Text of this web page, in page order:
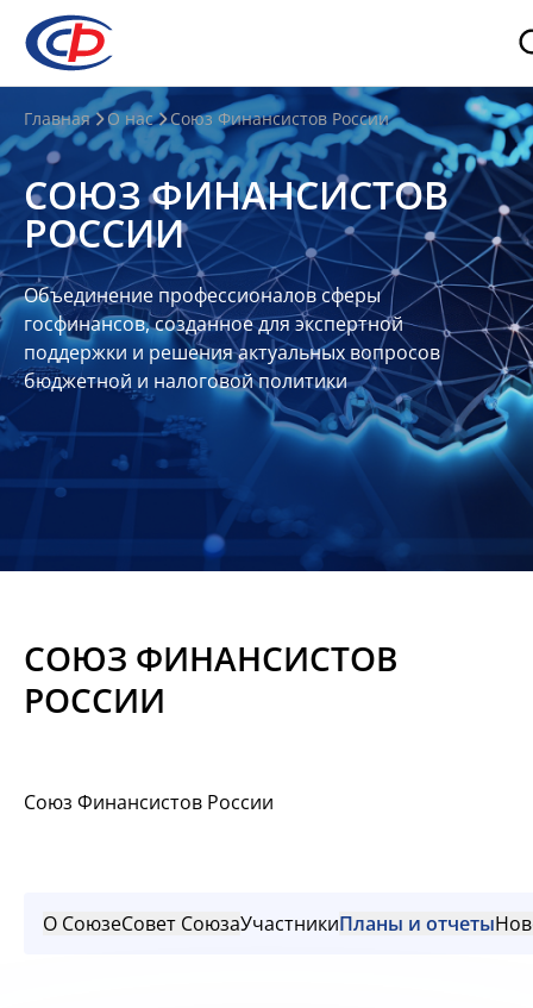
О
нас
О
СФР
Совет
Союза
Участники
Планы
отчеты
Контакты
Материалы
Главная О нас Союз Финансистов России
СОЮЗ ФИНАНСИСТОВ
РОССИИ
Объединение профессионалов сферы
госфинансов, созданное для экспертной
поддержки и решения актуальных вопросов
бюджетной и налоговой политики
СОЮЗ ФИНАНСИСТОВ
РОССИИ
Союз Финансистов России
О СоюзеСовет СоюзаУчастникиПланы и отчеты